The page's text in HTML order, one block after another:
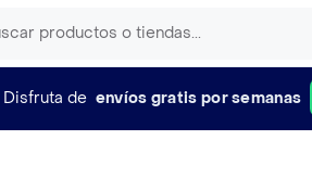
Disfruta de envíos gratis por semanas